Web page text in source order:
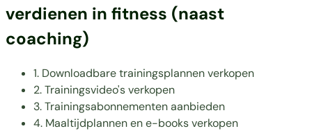
verdienen in fitness (naast
coaching)
1. Downloadbare trainingsplannen verkopen
2. Trainingsvideo's verkopen
3. Trainingsabonnementen aanbieden
4. Maaltijdplannen en e-books verkopen